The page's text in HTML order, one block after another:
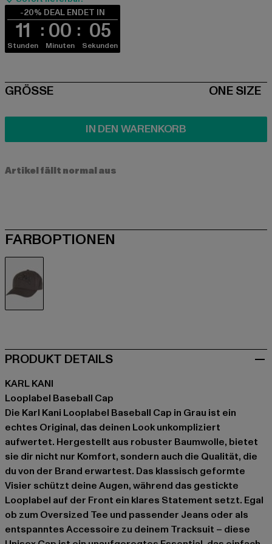
-20% DEAL ENDET IN
11
Stunden
00
Minuten
05
Sekunden
SIZE
GRÖSSE ONE SIZE
IN DEN WARENKORB
Artikel fällt normal aus
FARBOPTIONEN
PRODUKT DETAILS
KARL KANI
Looplabel Baseball Cap
Die Karl Kani Looplabel Baseball Cap in Grau ist ein
echtes Original, das deinen Look unkompliziert
aufwertet. Hergestellt aus robuster Baumwolle, bietet
sie dir nicht nur Komfort, sondern auch die Qualität, die
du von der Brand erwartest. Das klassisch geformte
Visier schützt deine Augen, während das gestickte
Looplabel auf der Front ein klares Statement setzt. Egal
ob zum Oversized Tee und passender Jeans oder als
entspanntes Accessoire zu deinem Tracksuit – diese